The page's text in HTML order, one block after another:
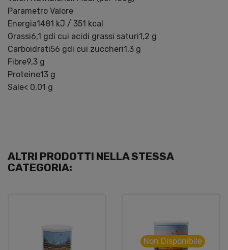
Parametro Valore
Energia1481 kJ / 351 kcal
Grassi6,1 gdi cui acidi grassi saturi1,2 g
Carboidrati56 gdi cui zuccheri1,3 g
Fibre9,3 g
Proteine13 g
Sale< 0,01 g
ALTRI PRODOTTI NELLA STESSA
CATEGORIA:
Non Disponibile